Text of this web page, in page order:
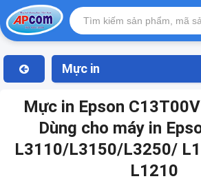
Mực in
Mực in Epson
Dùng cho máy in
L3110/L3150/L3250/
L1210